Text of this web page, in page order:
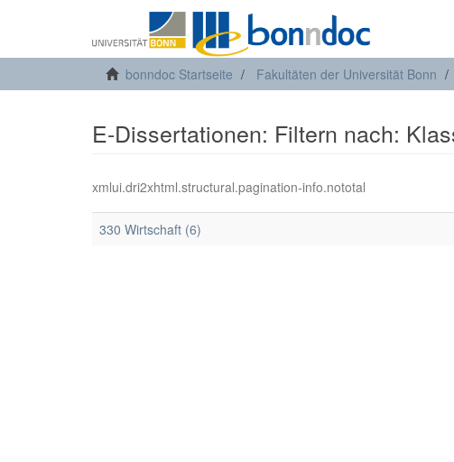
bonndoc Startseite Fakultäten der Universität Bonn
E-Dissertationen: Filtern nach:
xmlui.dri2xhtml.structural.pagination-info.nototal
330 Wirtschaft (6)